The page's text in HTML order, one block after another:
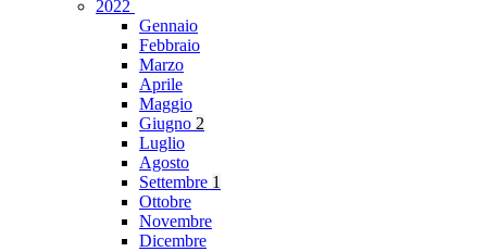
2022
Gennaio
Febbraio
Marzo
Aprile
Maggio
Giugno 2
Luglio
Agosto
Settembre 1
Ottobre
Novembre
Dicembre